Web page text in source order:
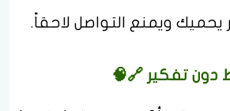
يحميك ويمنع التواصل لاحقاً.